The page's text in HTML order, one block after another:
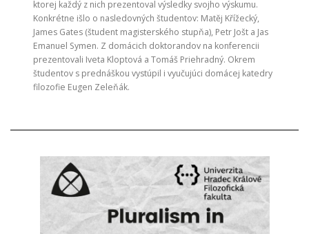
ktorej každý z nich prezentoval výsledky svojho výskumu.
Konkrétne išlo o nasledovných študentov: Matěj Křížecký,
James Gates (študent magisterského stupňa), Petr Jošt a Jas
Emanuel Symen. Z domácich doktorandov na konferencii
prezentovali Iveta Kloptová a Tomáš Priehradný. Okrem
študentov s prednáškou vystúpil i vyučujúci domácej katedry
filozofie Eugen Zeleňák.